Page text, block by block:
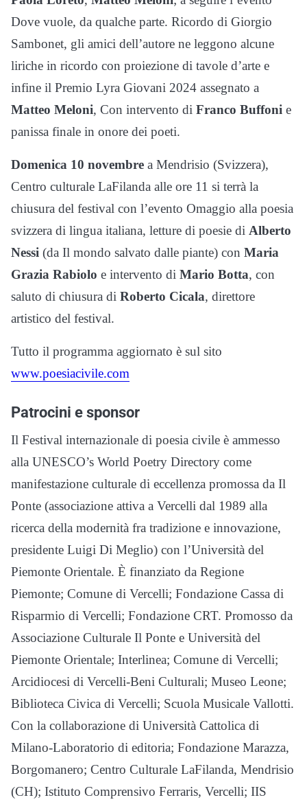
Dove vuole, da qualche parte. Ricordo di Giorgio
Sambonet, gli amici dell’autore ne leggono alcune
liriche in ricordo con proiezione di tavole d’arte e
infine il Premio Lyra Giovani 2024 assegnato a
Matteo Meloni, Con intervento di Franco Buffoni e
panissa finale in onore dei poeti.
Domenica 10 novembre a Mendrisio (Svizzera),
Centro culturale LaFilanda alle ore 11 si terrà la
chiusura del festival con l’evento Omaggio alla poesia
svizzera di lingua italiana, letture di poesie di Alberto
Nessi (da Il mondo salvato dalle piante) con Maria
Grazia Rabiolo e intervento di Mario Botta, con
saluto di chiusura di Roberto Cicala, direttore
artistico del festival.
Tutto il programma aggiornato è sul sito
www.poesiacivile.com
Patrocini e sponsor
Il Festival internazionale di poesia civile è ammesso
alla UNESCO’s World Poetry Directory come
manifestazione culturale di eccellenza promossa da Il
Ponte (associazione attiva a Vercelli dal 1989 alla
ricerca della modernità fra tradizione e innovazione,
presidente Luigi Di Meglio) con l’Università del
Piemonte Orientale. È finanziato da Regione
Piemonte; Comune di Vercelli; Fondazione Cassa di
Risparmio di Vercelli; Fondazione CRT. Promosso da
Associazione Culturale Il Ponte e Università del
Piemonte Orientale; Interlinea; Comune di Vercelli;
Arcidiocesi di Vercelli-Beni Culturali; Museo Leone;
Biblioteca Civica di Vercelli; Scuola Musicale Vallotti.
Con la collaborazione di Università Cattolica di
Milano-Laboratorio di editoria; Fondazione Marazza,
Borgomanero; Centro Culturale LaFilanda, Mendrisio
(CH); Istituto Comprensivo Ferraris, Vercelli; IIS